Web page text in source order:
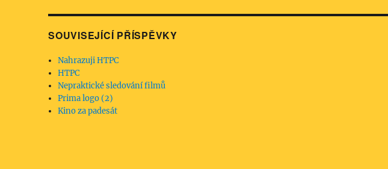
SOUVISEJÍCÍ PŘÍSPĚVKY
Nahrazuji HTPC
HTPC
Nepraktické sledování filmů
Prima logo (2)
Kino za padesát